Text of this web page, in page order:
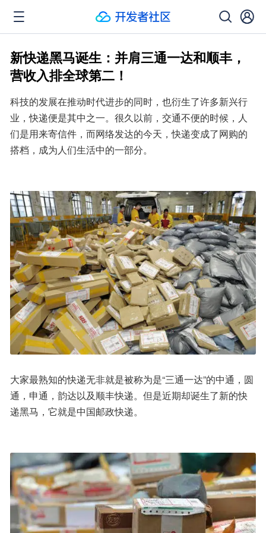
新快递黑马诞生：并肩三通一达和顺丰，
营收入排全球第二！
科技的发展在推动时代进步的同时，也衍生了许多新兴行
业，快递便是其中之一。很久以前，交通不便的时候，人
们是用来寄信件，而网络发达的今天，快递变成了网购的
搭档，成为人们生活中的一部分。
大家最熟知的快递无非就是被称为是“三通一达”的中通，圆
通，申通，韵达以及顺丰快递。但是近期却诞生了新的快
递黑马，它就是中国邮政快递。